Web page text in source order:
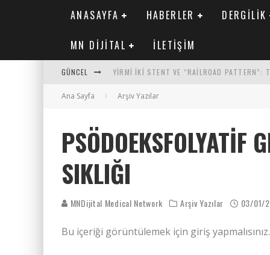
ANASAYFA HABERLER DERGILIK
MN DIJITAL İLETIŞIM
GÜNCEL YIRMI İKI STENT VE “RAILROAD PATTERN”:
SAFEN VEN GREFT HASTALIĞI ILE İLIŞKILI
MN KARDIYOLOJI YIL 33 SAYI 2 2026
Ana Sayfa Arşiv Yazılar
PSÖDOEKSFOLYATIF
SIKLIĞI
MNDijital Medical Network Arşiv Yazılar 03/01/
Bu içeriği görüntülemek için giriş